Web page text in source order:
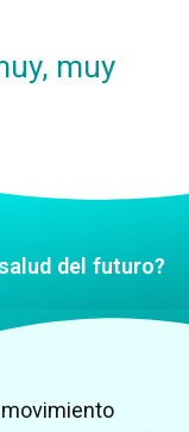
muy
del futuro?